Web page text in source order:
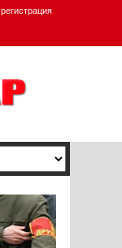
регистрация